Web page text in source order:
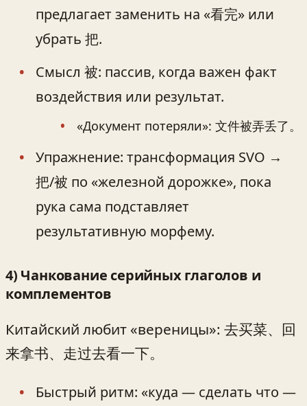
предлагает заменить на «看完» или
убрать 把.
Смысл 被: пассив, когда важен факт
воздействия или результат.
«Документ потеряли»: 文件被弄丢了。
Упражнение: трансформация SVO →
把/被 по «железной дорожке», пока
рука сама подставляет
результативную морфему.
4) Чанкование серийных глаголов и
комплементов
Китайский любит «вереницы»: 去买菜、回
来拿书、走过去看一下。
Быстрый ритм: «куда — сделать что —